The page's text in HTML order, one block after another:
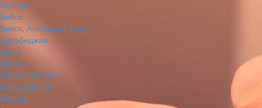
Беслан
Бийск
Бийск, Алтайский край
Биробиджан
Бирск
Бирюч
Благовещенск
Благодарный
Бобров